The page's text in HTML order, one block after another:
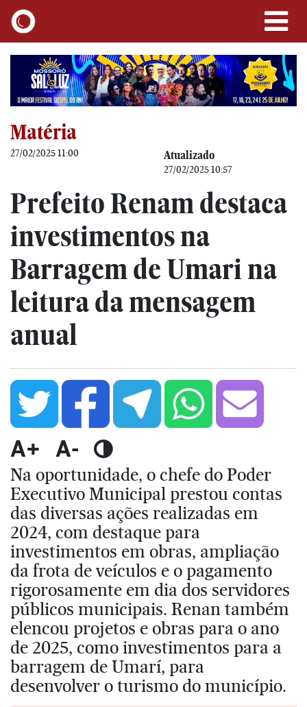
Matéria
27/02/2025 11:00 Atualizado
27/02/2025 10:57
Prefeito Renam destaca
investimentos na
Barragem de Umari na
leitura da mensagem
anual
A+ A-
Na oportunidade, o chefe do Poder
Executivo Municipal prestou contas
das diversas ações realizadas em
2024, com destaque para
investimentos em obras, ampliação
da frota de veículos e o pagamento
rigorosamente em dia dos servidores
públicos municipais. Renan também
elencou projetos e obras para o ano
de 2025, como investimentos para a
barragem de Umarí, para
desenvolver o turismo do município.